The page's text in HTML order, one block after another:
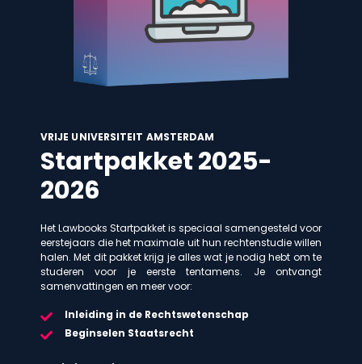
VRIJE UNIVERSITEIT AMSTERDAM
Startpakket 2025-
2026
Het Lawbooks Startpakket is speciaal samengesteld voor
eerstejaars die het maximale uit hun rechtenstudie willen
halen. Met dit pakket krijg je alles wat je nodig hebt om te
studeren voor je eerste tentamens. Je ontvangt
samenvattingen en meer voor:
Inleiding in de Rechtswetenschap
Beginselen Staatsrecht